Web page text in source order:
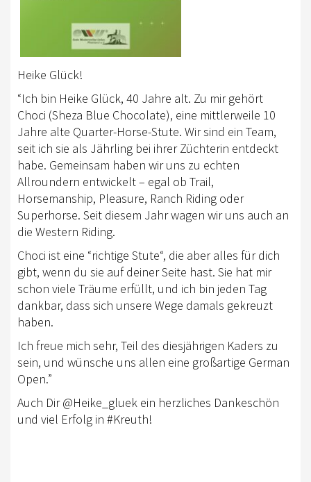
LANDESVERBÄNDE
JUGEND
KIDS CLUB
JUNGPFERDEPROGRAMM
SATZUNG/RECHTSORDNUNG
LOGIN
IMPRESSUM
KONTAKT
DATENSCHUTZ
Heike Glück!
“Ich bin Heike Glück, 40 Jahre alt. Zu mir gehört
Choci (Sheza Blue Chocolate), eine mittlerweile 10
Jahre alte Quarter-Horse-Stute. Wir sind ein Team,
seit ich sie als Jährling bei ihrer Züchterin entdeckt
habe. Gemeinsam haben wir uns zu echten
Allroundern entwickelt – egal ob Trail,
Horsemanship, Pleasure, Ranch Riding oder
Superhorse. Seit diesem Jahr wagen wir uns auch an
die Western Riding.
Choci ist eine “richtige Stute“, die aber alles für dich
gibt, wenn du sie auf deiner Seite hast. Sie hat mir
schon viele Träume erfüllt, und ich bin jeden Tag
dankbar, dass sich unsere Wege damals gekreuzt
haben.
Ich freue mich sehr, Teil des diesjährigen Kaders zu
sein, und wünsche uns allen eine großartige German
Open.”
Auch Dir @Heike_gluek ein herzliches Dankeschön
und viel Erfolg in #Kreuth!